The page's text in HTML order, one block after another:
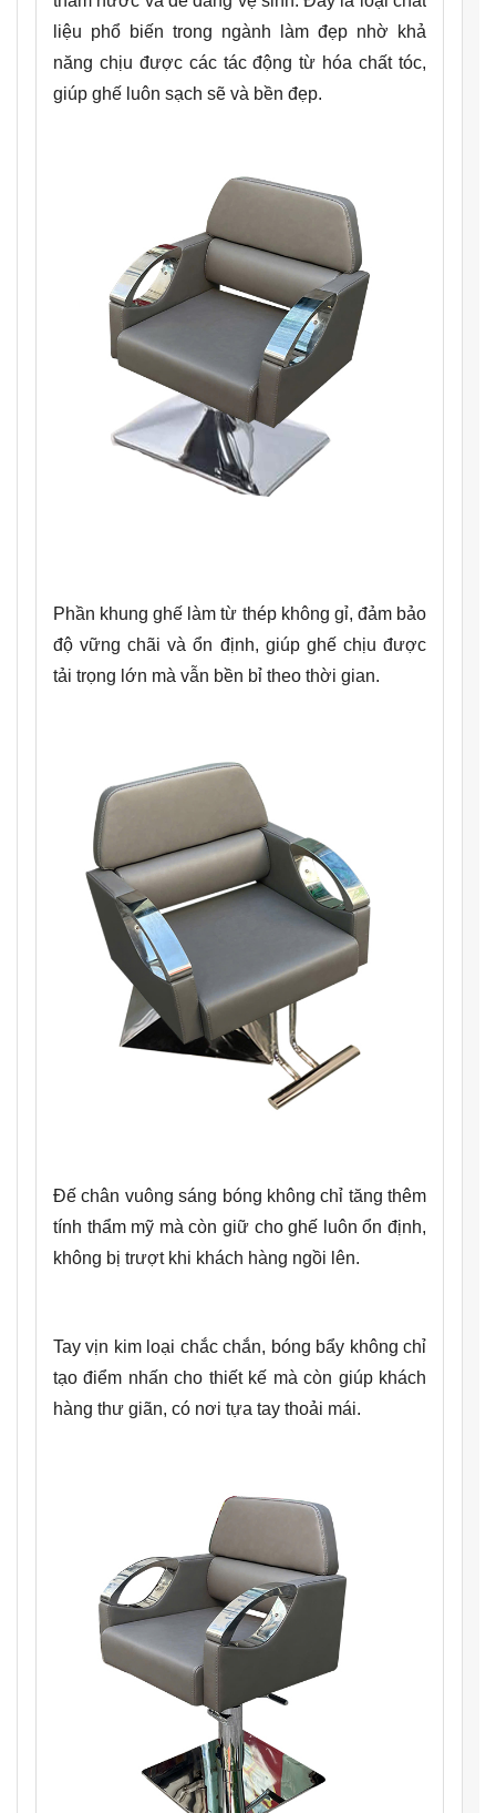
liệu phổ biến trong ngành làm đẹp nhờ khả
năng chịu được các tác động từ hóa chất tóc,
giúp ghế luôn sạch sẽ và bền đẹp.
Phần khung ghế làm từ thép không gỉ, đảm bảo
độ vững chãi và ổn định, giúp ghế chịu được
tải trọng lớn mà vẫn bền bỉ theo thời gian.
Đế chân vuông sáng bóng không chỉ tăng thêm
tính thẩm mỹ mà còn giữ cho ghế luôn ổn định,
không bị trượt khi khách hàng ngồi lên.
Tay vịn kim loại chắc chắn, bóng bẩy không chỉ
tạo điểm nhấn cho thiết kế mà còn giúp khách
hàng thư giãn, có nơi tựa tay thoải mái.